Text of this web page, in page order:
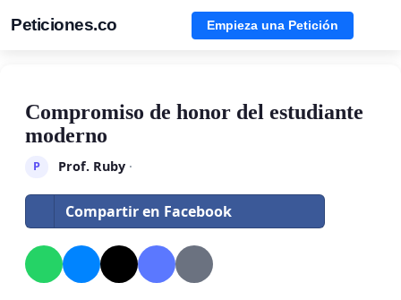
Peticiones.co Empieza una Petición
Compromiso de honor del estudiante
moderno
P Prof. Ruby·
Compartir en Facebook